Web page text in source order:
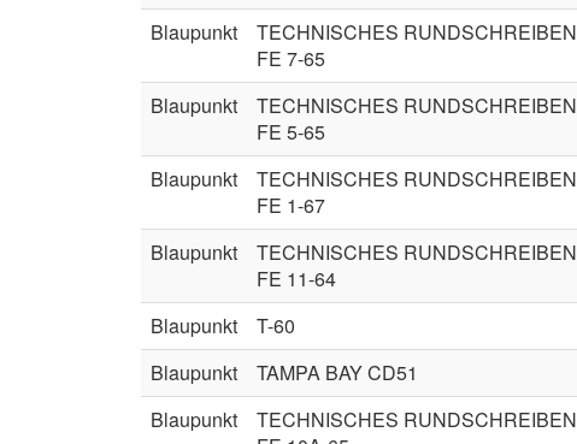
Blaupunkt
TECHNISCHES RUNDSCHREIBEN
FE 7-65
Blaupunkt
TECHNISCHES RUNDSCHREIBEN
FE 5-65
Blaupunkt
TECHNISCHES RUNDSCHREIBEN
FE 1-67
Blaupunkt
TECHNISCHES RUNDSCHREIBEN
FE 11-64
Blaupunkt T-60
Blaupunkt
TAMPA BAY CD51
Blaupunkt
TECHNISCHES RUNDSCHREIBEN